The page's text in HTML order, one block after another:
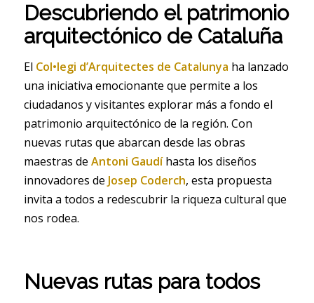
Descubriendo el patrimonio
arquitectónico de Cataluña
El Col•legi d’Arquitectes de Catalunya ha lanzado
una iniciativa emocionante que permite a los
ciudadanos y visitantes explorar más a fondo el
patrimonio arquitectónico de la región. Con
nuevas rutas que abarcan desde las obras
maestras de Antoni Gaudíhasta los diseños
innovadores de Josep Coderch, esta propuesta
invita a todos a redescubrir la riqueza cultural que
nos rodea.
Nuevas rutas para todos